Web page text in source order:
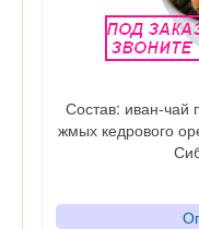
Состав: иван-чай
жмых кедрового